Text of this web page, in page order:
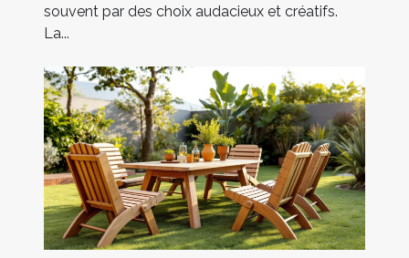
souvent par des choix audacieux et créatifs.
La...